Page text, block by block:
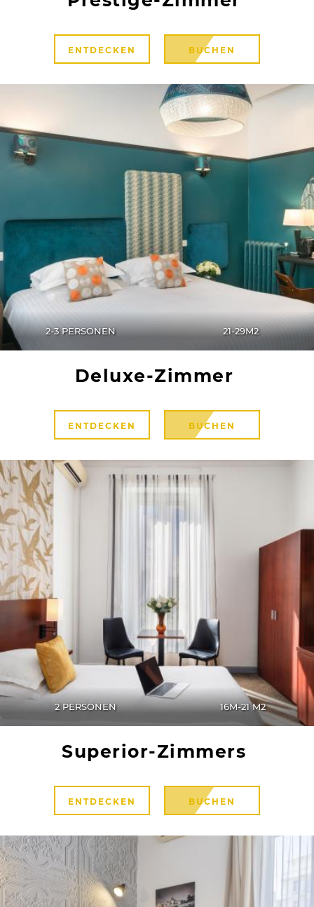
ENTDECKEN BUCHEN
2-3 PERSONEN 21-29M2
Deluxe-Zimmer
ENTDECKEN BUCHEN
2 PERSONEN 16M-21 M2
Superior-Zimmers
ENTDECKEN BUCHEN